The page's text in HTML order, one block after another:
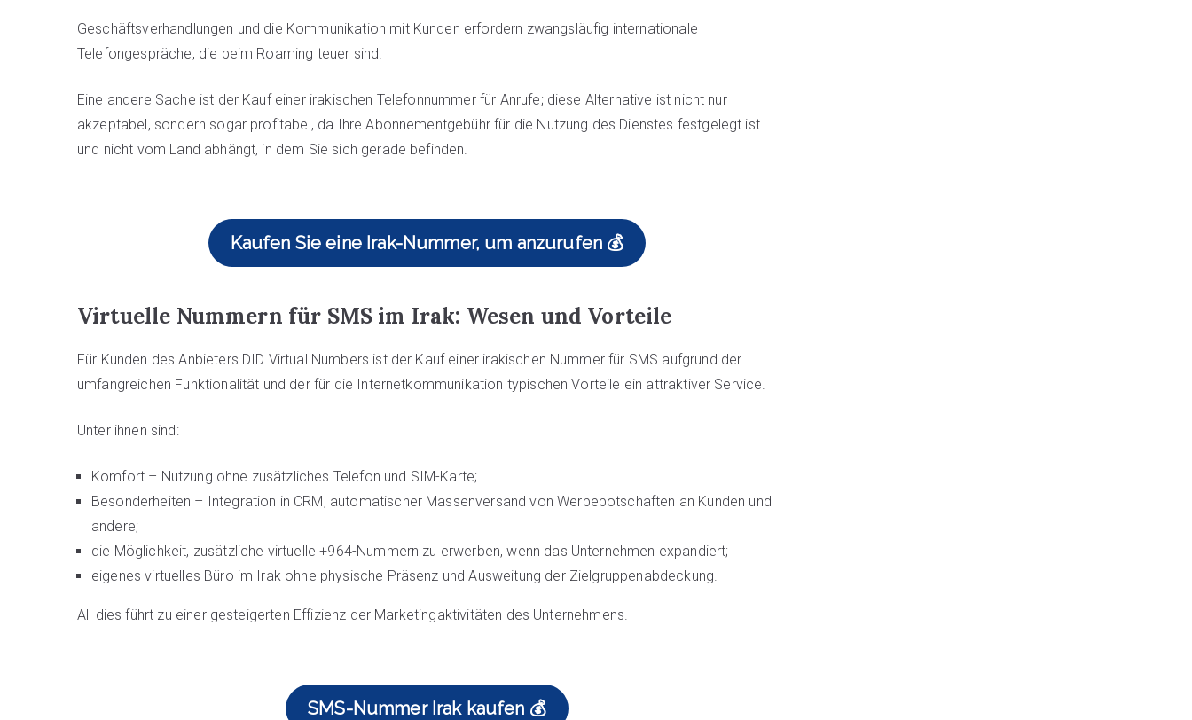
Geschäftsverhandlungen und die Kommunikation mit Kunden erfordern zwangsläufig internationale
Telefongespräche, die beim Roaming teuer sind.
Eine andere Sache ist der Kauf einer irakischen Telefonnummer für Anrufe; diese Alternative ist nicht nur
akzeptabel, sondern sogar profitabel, da Ihre Abonnementgebühr für die Nutzung des Dienstes festgelegt ist
und nicht vom Land abhängt, in dem Sie sich gerade befinden.
Kaufen Sie eine Irak-Nummer, um anzurufen 💰
Virtuelle Nummern für SMS im Irak: Wesen und Vorteile
Für Kunden des Anbieters DID Virtual Numbers ist der Kauf einer irakischen Nummer für SMS aufgrund der
umfangreichen Funktionalität und der für die Internetkommunikation typischen Vorteile ein attraktiver Service.
Unter ihnen sind:
Komfort – Nutzung ohne zusätzliches Telefon und SIM-Karte;
Besonderheiten – Integration in CRM, automatischer Massenversand von Werbebotschaften an Kunden und
andere;
die Möglichkeit, zusätzliche virtuelle +964-Nummern zu erwerben, wenn das Unternehmen expandiert;
eigenes virtuelles Büro im Irak ohne physische Präsenz und Ausweitung der Zielgruppenabdeckung.
All dies führt zu einer gesteigerten Effizienz der Marketingaktivitäten des Unternehmens.
SMS-Nummer Irak kaufen 💰